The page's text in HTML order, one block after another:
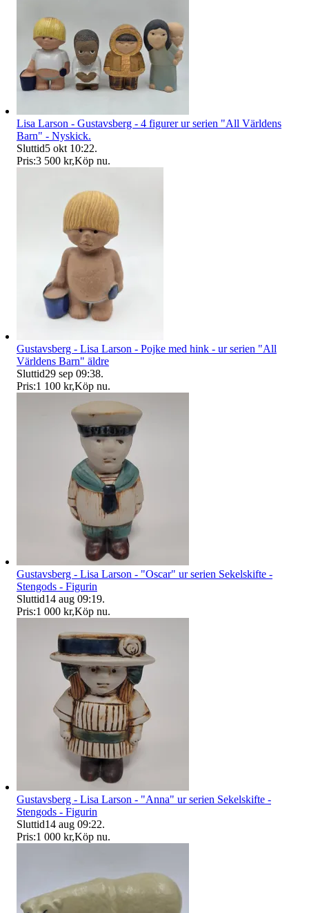
Lisa Larson - Gustavsberg - 4 figurer ur serien "All Världens
Barn" - Nyskick.
Sluttid5 okt 10:22.
Pris:3 500 kr,Köp nu.
Gustavsberg - Lisa Larson - Pojke med hink - ur serien "All
Världens Barn" äldre
Sluttid29 sep 09:38.
Pris:1 100 kr,Köp nu.
Gustavsberg - Lisa Larson - "Oscar" ur serien Sekelskifte -
Stengods - Figurin
Sluttid14 aug 09:19.
Pris:1 000 kr,Köp nu.
Gustavsberg - Lisa Larson - "Anna" ur serien Sekelskifte -
Stengods - Figurin
Sluttid14 aug 09:22.
Pris:1 000 kr,Köp nu.